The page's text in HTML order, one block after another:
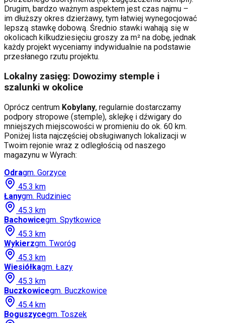
Drugim, bardzo ważnym aspektem jest czas najmu –
im dłuższy okres dzierżawy, tym łatwiej wynegocjować
lepszą stawkę dobową. Średnio stawki wahają się w
okolicach kilkudziesięciu groszy za m² na dobę, jednak
każdy projekt wyceniamy indywidualnie na podstawie
przesłanego rzutu projektu.
Lokalny zasięg: Dowozimy stemple i
szalunki w okolice
Oprócz centrum Kobylany, regularnie dostarczamy
podpory stropowe (stemple), sklejkę i dźwigary do
mniejszych miejscowości w promieniu do ok. 60 km.
Poniżej lista najczęściej obsługiwanych lokalizacji w
Twoim rejonie wraz z odległością od naszego
magazynu w Wyrach:
Odragm. Gorzyce
45.3 km
Łanygm. Rudziniec
45.3 km
Bachowicegm. Spytkowice
45.3 km
Wykierzgm. Tworóg
45.3 km
Wiesiółkagm. Łazy
45.3 km
Buczkowicegm. Buczkowice
45.4 km
Boguszycegm. Toszek